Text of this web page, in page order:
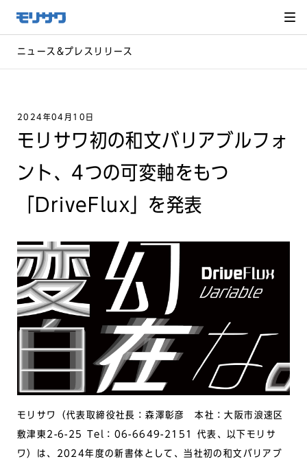
メ
ニュー
飛ばし
へ移動
ニュース&プレスリリース
2024年04月10日
モリサワ初の和文バリアブルフォ
ント、4つの可変軸をもつ
「DriveFlux」を発表
モリサワ（代表取締役社長：森澤彰彦 本社：大阪市浪速区
敷津東2-6-25 Tel：06-6649-2151 代表、以下モリサ
ワ）は、2024年度の新書体として、当社初の和文バリアブ